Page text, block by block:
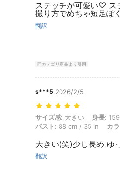
ステッチが可愛い♡ ス
撮り方でめちゃ短足ぽ
翻訳
同カテゴリ商品より引用
s***5 2026/2/5
サイズ感: 大きい, 身長: 159
サイズ感: 大きい 身長:
バスト: 88 cm / 35 in カ
大きい(笑)少し長め ゆ
翻訳